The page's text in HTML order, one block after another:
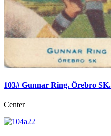
103# Gunnar Ring. Örebro SK.
Center